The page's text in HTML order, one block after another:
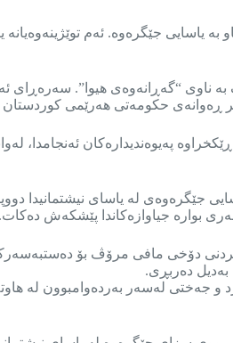
بەرچاو بە یاسایی جێگرەوە. ئەم
بە ناوی “گەڕانەوەی هیوا”.
حکومەتی هەرێمی کوردستان
و ڕێکخراوە پەیوەندیدارەکان
یاسایی جێگرەوەی لە یاسای
بوارە جیاوازەکاندا پێشکەش دەکات.
دۆخی مافی مرۆڤ بۆ
بەدیل دەربڕی.
لەسەر بەردەوامبوون لە